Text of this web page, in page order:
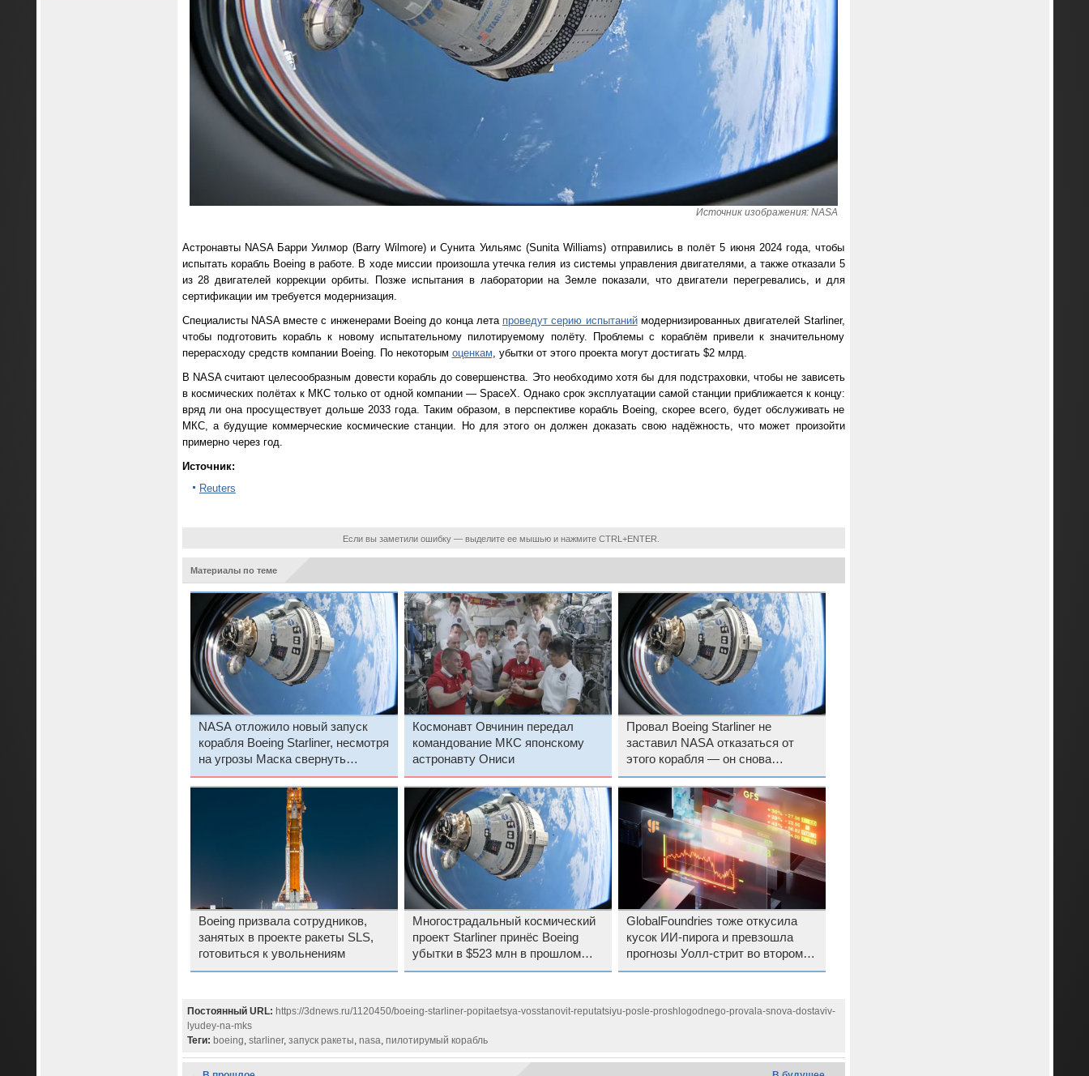
Источник изображения: NASA
Астронавты NASA Барри Уилмор (Barry Wilmore) и Сунита Уильямс (Sunita Williams) отправились в полёт 5 июня 2024 года, чтобы
испытать корабль Boeing в работе. В ходе миссии произошла утечка гелия из системы управления двигателями, а также отказали 5
из 28 двигателей коррекции орбиты. Позже испытания в лаборатории на Земле показали, что двигатели перегревались, и для
сертификации им требуется модернизация.
Специалисты NASA вместе с инженерами Boeing до конца лета проведут серию испытаниймодернизированных двигателей Starliner,
чтобы подготовить корабль к новому испытательному пилотируемому полёту. Проблемы с кораблём привели к значительному
перерасходу средств компании Boeing. По некоторым оценкам, убытки от этого проекта могут достигать $2 млрд.
В NASA считают целесообразным довести корабль до совершенства. Это необходимо хотя бы для подстраховки, чтобы не зависеть
в космических полётах к МКС только от одной компании — SpaceX. Однако срок эксплуатации самой станции приближается к концу:
вряд ли она просуществует дольше 2033 года. Таким образом, в перспективе корабль Boeing, скорее всего, будет обслуживать не
МКС, а будущие коммерческие космические станции. Но для этого он должен доказать свою надёжность, что может произойти
примерно через год.
Источник:
Reuters
Если вы заметили ошибку — выделите ее мышью и нажмите CTRL+ENTER.
Материалы по теме
NASA отложило новый запуск
корабля Boeing Starliner, несмотря
на угрозы Маска свернуть
полёты SpaceX Dragon
Космонавт Овчинин передал
командование МКС японскому
астронавту Ониси
Провал Boeing Starliner не
заставил NASA отказаться от
этого корабля — он снова
полетит на МКС
Boeing призвала сотрудников,
занятых в проекте ракеты SLS,
готовиться к увольнениям
Многострадальный космический
проект Starliner принёс Boeing
убытки в $523 млн в прошлом
году
GlobalFoundries тоже откусила
кусок ИИ-пирога и превзошла
прогнозы Уолл-стрит во втором
квартале
Постоянный URL: https://3dnews.ru/1120450/boeing-starliner-popitaetsya-vosstanovit-reputatsiyu-posle-proshlogodnego-provala-snova-dostaviv-
lyudey-na-mks
Теги: boeing, starliner, запуск ракеты, nasa, пилотирумый корабль